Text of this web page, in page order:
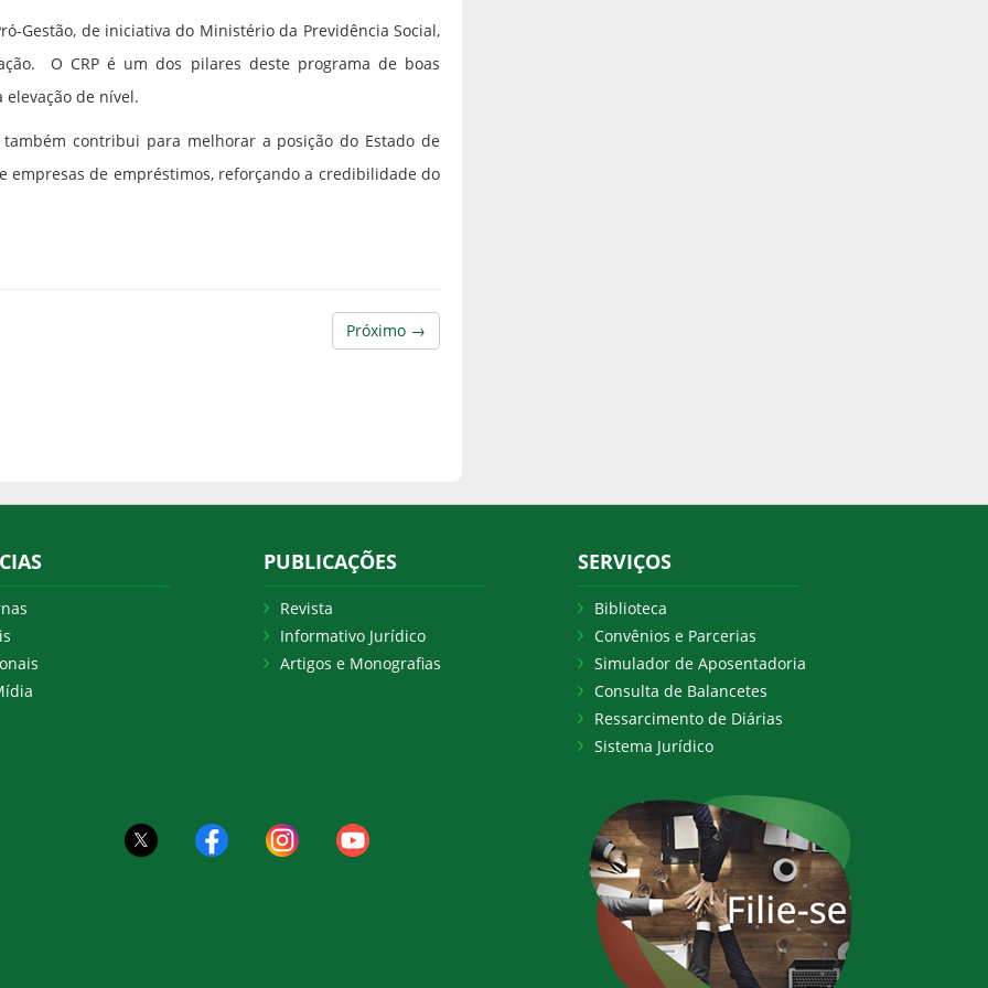
Gestão, de iniciativa do Ministério da Previdência Social,
O CRP é um dos pilares deste programa de boas
de nível.
contribui para melhorar a posição do Estado de
empresas de empréstimos, reforçando a credibilidade do
Próximo →
PUBLICAÇÕES
Revista
Informativo Jurídico
Artigos e Monografias
SERVIÇOS
Biblioteca
Convênios e Parcerias
Simulador de Aposentadoria
Consulta de Balancetes
Ressarcimento de Diárias
Sistema Jurídico